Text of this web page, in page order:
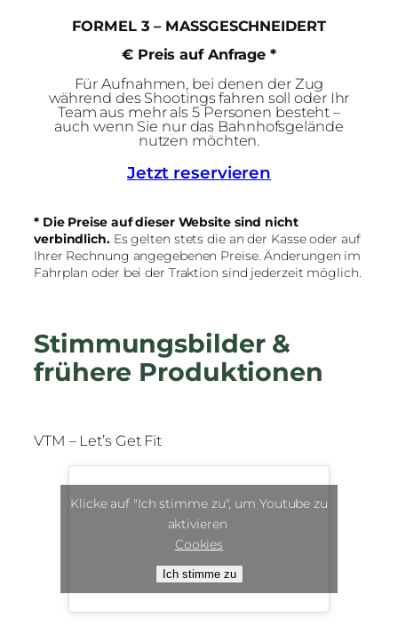
FORMEL 3 – MASSGESCHNEIDERT
€ Preis auf Anfrage *
Für Aufnahmen, bei denen der Zug
während des Shootings fahren soll oder Ihr
Team aus mehr als 5 Personen besteht –
auch wenn Sie nur das Bahnhofsgelände
nutzen möchten.
Jetzt reservieren
* Die Preise auf dieser Website sind nicht
verbindlich.Es gelten stets die an der Kasse oder auf
Ihrer Rechnung angegebenen Preise. Änderungen im
Fahrplan oder bei der Traktion sind jederzeit möglich.
Stimmungsbilder &
frühere Produktionen
VTM – Let’s Get Fit
Klicke auf "Ich stimme zu", um Youtube zu
aktivieren
Cookies
Ich stimme zu